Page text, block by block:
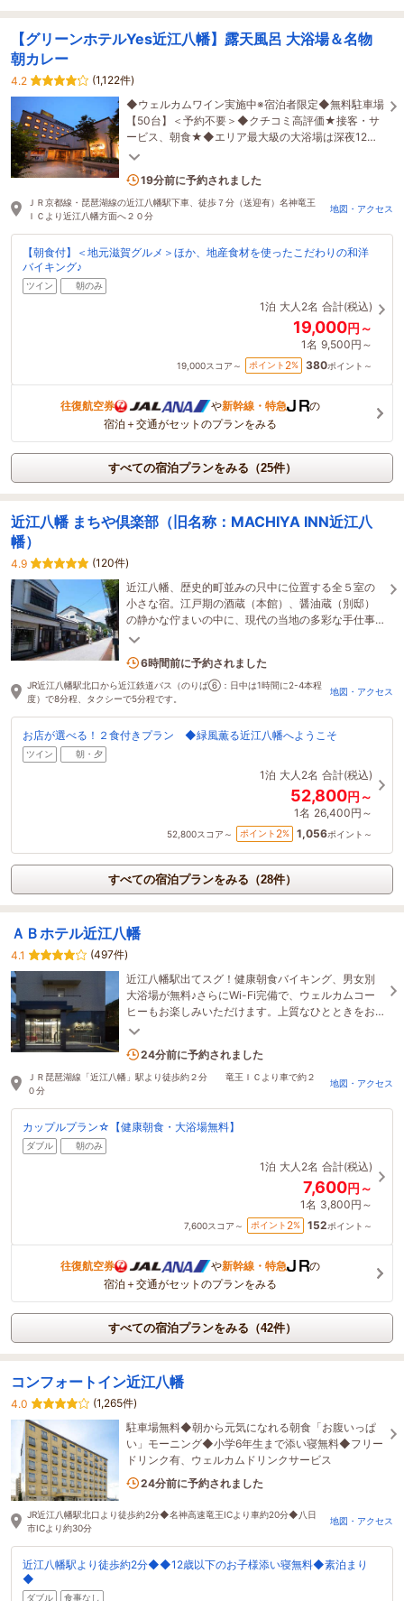
【グリーンホテルYes近江八幡】露天風呂 大浴場＆名物
朝カレー
4.2
(1,122件)
◆ウェルカムワイン実施中※宿泊者限定◆無料駐車場
【50台】＜予約不要＞◆クチコミ高評価★接客・サ
ービス、朝食★◆エリア最大級の大浴場は深夜12時
まで＆男女「露天風呂」付◆駅から無料送迎あり
19分前に予約されました
ＪＲ京都線・琵琶湖線の近江八幡駅下車、徒歩７分（送迎有）名神竜王
ＩＣより近江八幡方面へ２０分
地図・アクセス
【朝食付】＜地元滋賀グルメ＞ほか、地産食材を使ったこだわりの和洋
バイキング♪
ツイン 朝のみ
1泊 大人2名 合計(税込)
19,000円～
1名 9,500円～
19,000スコア～ ポイント 2% 380ポイント～
往復航空券 や新幹線・特急
の
宿泊＋交通がセットのプランをみる
すべての宿泊プランをみる（25件）
近江八幡 まちや倶楽部（旧名称：MACHIYA INN近江八
幡）
4.9
(120件)
近江八幡、歴史的町並みの只中に位置する全５室の
小さな宿。江戸期の酒蔵（本館）、醤油蔵（別邸）
の静かな佇まいの中に、現代の当地の多彩な手仕事
やアートをちりばめました。滋賀周遊の拠点にも是
6時間前に予約されました
JR近江八幡駅北口から近江鉄道バス（のりば⑥：日中は1時間に2-4本程
度）で8分程、タクシーで5分程です。
地図・アクセス
お店が選べる！２食付きプラン ◆緑風薫る近江八幡へようこそ
ツイン 朝・夕
1泊 大人2名 合計(税込)
52,800円～
1名 26,400円～
52,800スコア～ ポイント 2% 1,056ポイント～
すべての宿泊プランをみる（28件）
ＡＢホテル近江八幡
4.1
(497件)
近江八幡駅出てスグ！健康朝食バイキング、男女別
大浴場が無料♪さらにWi-Fi完備で、ウェルカムコー
ヒーもお楽しみいただけます。上質なひとときをお
過ごしください♪
24分前に予約されました
ＪＲ琵琶湖線「近江八幡」駅より徒歩約２分 竜王ＩＣより車で約２
０分
地図・アクセス
カップルプラン☆【健康朝食・大浴場無料】
ダブル 朝のみ
1泊 大人2名 合計(税込)
7,600円～
1名 3,800円～
7,600スコア～ ポイント 2% 152ポイント～
往復航空券 や新幹線・特急
の
宿泊＋交通がセットのプランをみる
すべての宿泊プランをみる（42件）
コンフォートイン近江八幡
4.0
(1,265件)
駐車場無料◆朝から元気になれる朝食「お腹いっぱ
い」モーニング◆小学6年生まで添い寝無料◆フリー
ドリンク有、ウェルカムドリンクサービス
2名がこの宿を見ています
24分前に予約されました
JR近江八幡駅北口より徒歩約2分◆名神高速竜王ICより車約20分◆八日
市ICより約30分
地図・アクセス
近江八幡駅より徒歩約2分◆◆12歳以下のお子様添い寝無料◆素泊まり
◆
ダブル 食事なし